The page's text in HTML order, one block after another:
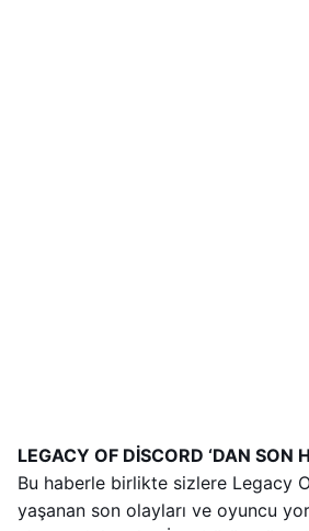
LEGACY OF DİSCORD ‘DAN SON
Bu haberle birlikte sizlere Legacy
yaşanan son olayları ve oyuncu